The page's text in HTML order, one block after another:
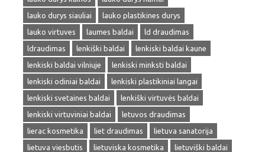
lauko durys siauliai
lauko plastikines durys
lauko virtuves
laumes baldai
ld draudimas
ldraudimas
lenkiški baldai
lenkiski baldai kaune
lenkiski baldai vilniuje
lenkiski minksti baldai
lenkiski odiniai baldai
lenkiski plastikiniai langai
lenkiski svetaines baldai
lenkiški virtuvės baldai
lenkiski virtuviniai baldai
letuvos draudimas
lierac kosmetika
liet draudimas
lietuva sanatorija
lietuva viesbutis
lietuviska kosmetika
lietuviški baldai